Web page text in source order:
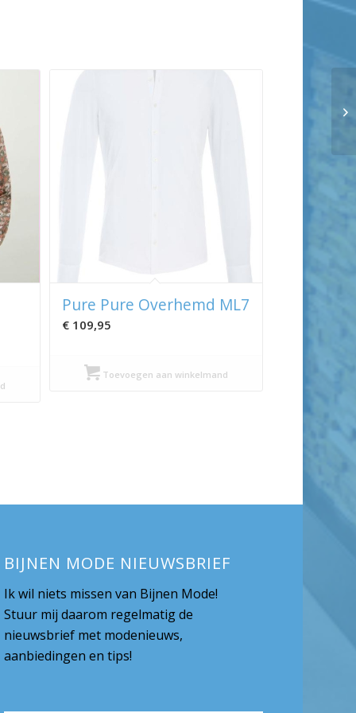
Pure Pure Overhemd ML7
€109,95
Toevoegen aan winkelmand
BIJNEN MODE NIEUWSBRIEF
Ik wil niets missen van Bijnen Mode!
Stuur mij daarom regelmatig de
nieuwsbrief met modenieuws,
aanbiedingen en tips!